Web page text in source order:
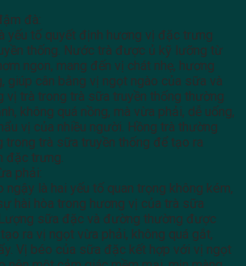
đà:
yếu tố quyết định hương vị đặc trưng
thống. Nước trà được ủ kỹ lưỡng từ
ngon, mang đến vị chát nhẹ, hương
giúp cân bằng vị ngọt ngào của sữa và
vị trà trong trà sữa truyền thống thường
không quá nồng, mà vừa phải, dễ uống,
vị của nhiều người. Hồng trà thường
trà sữa truyền thống để tạo ra
đặc trưng.
phải:
ngậy là hai yếu tố quan trọng không kém,
hài hòa trong hương vị của trà sữa
sữa đặc và đường thường được
ra vị ngọt vừa phải, không quá gắt,
Vị béo của sữa đặc kết hợp với vị ngọt